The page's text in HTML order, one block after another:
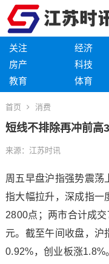
关注 经济
房产
科技
教育
体育
首页 消费
短线不排除再冲前高
来源：江苏时讯
周五早盘沪指强势震荡
指大幅拉升，深成指一
2800点；两市合计成
元。截至午间收盘，沪
0.92%，创业板涨